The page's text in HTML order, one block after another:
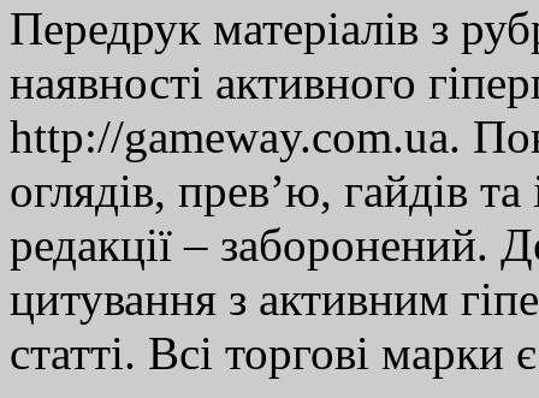
Передрук матеріалів з
наявності активного
http://gameway.com.ua.
оглядів, прев’ю, гайдів
редакції – заборонений.
цитування з активним
статті. Всі торгові марки